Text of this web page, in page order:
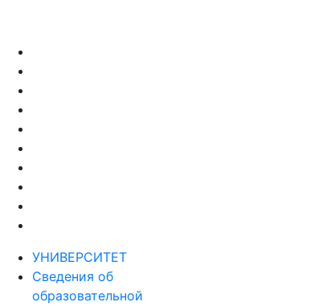
УНИВЕРСИТЕТ
Сведения об
образовательной